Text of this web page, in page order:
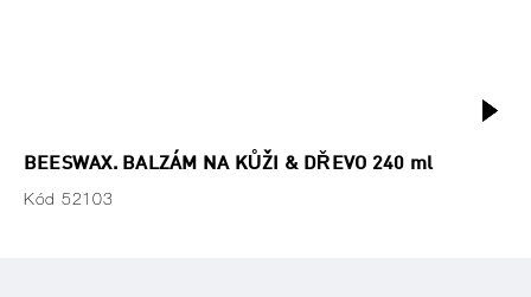
BEESWAX. BALZÁM NA KŮŽI & DŘEVO 240 ml
Kód 52103